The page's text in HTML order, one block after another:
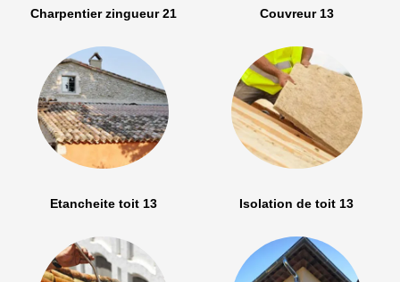
Charpentier zingueur 21 Couvreur 13
Etancheite toit 13 Isolation de toit 13